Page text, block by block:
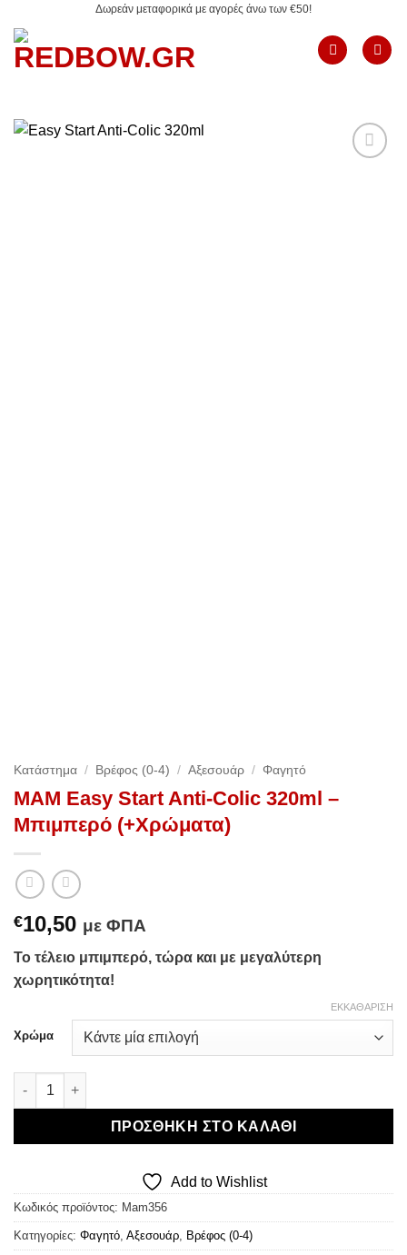
στο
περιεχόμενο
Δωρεάν μεταφορικά με αγορές άνω των €50!
Κατάστημα / Βρέφος (0-4) / Αξεσουάρ / Φαγητό
MAM Easy Start Anti-Colic 320ml –
Μπιμπερό (+Χρώματα)
€10,50 με ΦΠΑ
Το τέλειο μπιμπερό, τώρα και με μεγαλύτερη
χωρητικότητα!
Χρώμα
ΕΚΚΑΘΆΡΙΣΗ
MAM Easy Start Anti-Colic 320ml – Μπιμπερό (+Χρώματα)
ΠΡΟΣΘΉΚΗ ΣΤΟ ΚΑΛΆΘΙ
Add to Wishlist
Κωδικός προϊόντος: Mam356
Κατηγορίες: Φαγητό Αξεσουάρ Βρέφος (0-4)